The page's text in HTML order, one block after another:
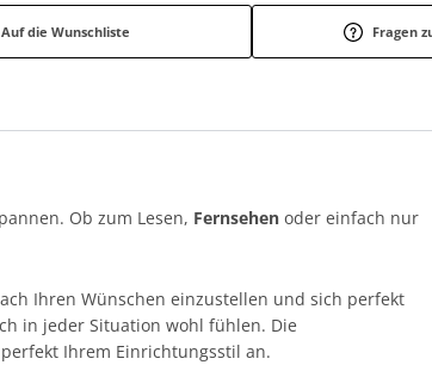
Auf die Wunschliste Fragen
Ob zum Lesen, Fernsehenoder einfach nur
Ihren Wünschen einzustellen und sich perfekt
in jeder Situation wohl fühlen. Die
Ihrem Einrichtungsstil an.